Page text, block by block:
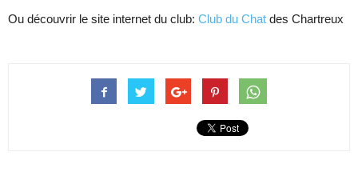
Ou découvrir le site internet du club: Club du Chat des Chartreux